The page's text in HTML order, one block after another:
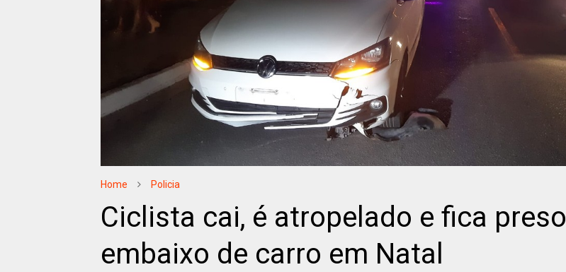
Home Policia
Ciclista cai, é atropelado e fica preso
embaixo de carro em Natal